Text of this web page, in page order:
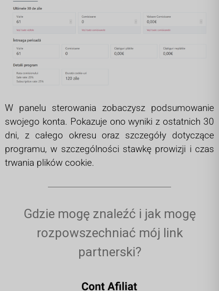
W panelu sterowania zobaczysz podsumowanie
swojego konta. Pokazuje ono wyniki z ostatnich 30
dni, z całego okresu oraz szczegóły dotyczące
programu, w szczególności stawkę prowizji i czas
trwania plików cookie.
Gdzie mogę znaleźć i jak mogę
rozpowszechniać mój link
partnerski?